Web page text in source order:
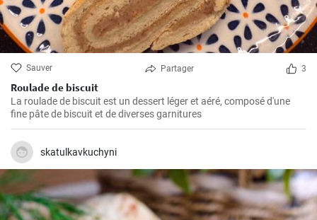
Sauver Partager 3
Roulade de biscuit
La roulade de biscuit est un dessert léger et aéré, composé d'une
fine pâte de biscuit et de diverses garnitures
skatulkavkuchyni